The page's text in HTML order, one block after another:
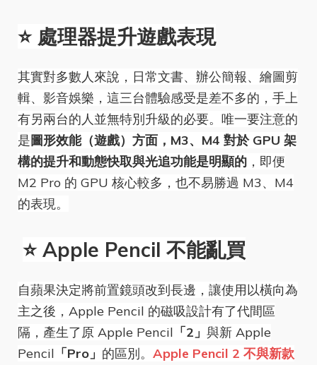
⭐️ 處理器提升遊戲表現
其實對多數人來說，日常文書、辦公簡報、繪圖剪
輯、影音娛樂，這三台體驗感受是差不多的，手上
有另兩台的人並無特別升級的必要。唯一要注意的
是圖形效能（遊戲）方面，M3、M4 對於 GPU 架
構的提升和動態快取與光追功能是明顯的 ，即便
M2 Pro 的 GPU 核心較多，也不易勝過 M3、M4
的表現。
⭐️ Apple Pencil 不能亂買
自蘋果決定將前置鏡頭改到長邊，讓使用以橫向為
主之後，Apple Pencil 的磁吸設計有了代間區
隔，產生了原 Apple Pencil 「2」 與新 Apple
Pencil 「Pro」 的區別。 Apple Pencil 2 不與新款